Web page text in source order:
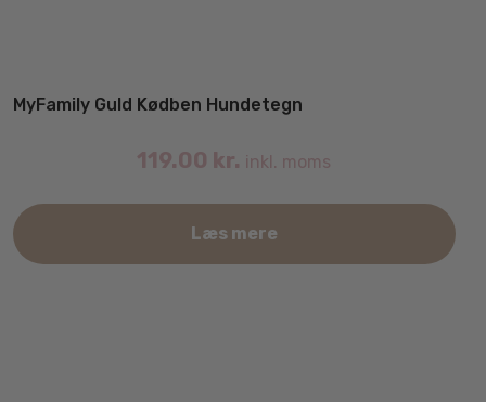
MyFamily Guld Kødben Hundetegn
119.00 kr. inkl. moms
Læs mere